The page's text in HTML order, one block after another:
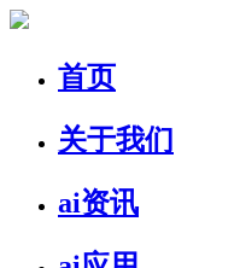
首页
关于我们
ai资讯